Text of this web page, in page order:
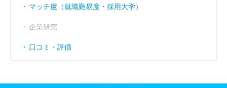
マッチ度（就職難易度・採用大学）
企業研究
口コミ・評価